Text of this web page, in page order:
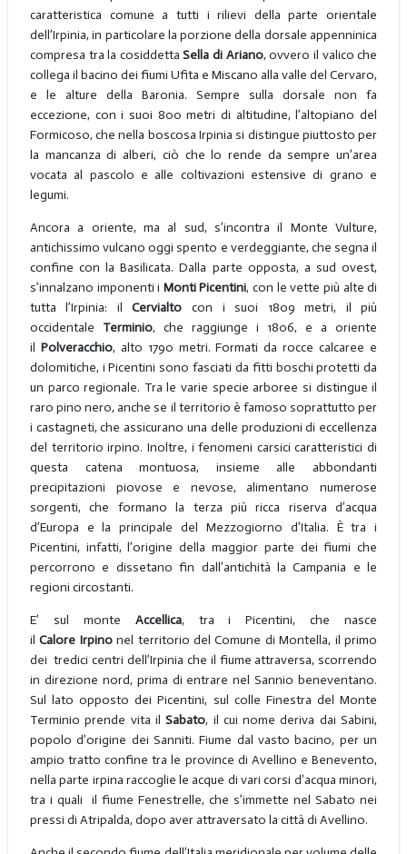
caratteristica comune a tutti i rilievi della parte orientale
dell’Irpinia, in particolare la porzione della dorsale appenninica
compresa tra la cosiddettaSella di Ariano, ovvero il valico che
collega il bacino dei fiumi Ufita e Miscano alla valle del Cervaro,
e le alture della Baronia. Sempre sulla dorsale non fa
eccezione, con i suoi 800 metri di altitudine, l’altopiano del
Formicoso, che nella boscosa Irpinia si distingue piuttosto per
la mancanza di alberi, ciò che lo rende da sempre un’area
vocata al pascolo e alle coltivazioni estensive di grano e
legumi.
Ancora a oriente, ma al sud, s’incontra il Monte Vulture,
antichissimo vulcano oggi spento e verdeggiante, che segna il
confine con la Basilicata. Dalla parte opposta, a sud ovest,
s’innalzano imponenti i Monti Picentini, con le vette più alte di
tutta l’Irpinia: ilCervialto con i suoi 1809 metri, il più
occidentale Terminio, che raggiunge i 1806, e a oriente
il Polveracchio, alto 1790 metri. Formati da rocce calcaree e
dolomitiche, i Picentini sono fasciati da fitti boschi protetti da
un parco regionale. Tra le varie specie arboree si distingue il
raro pino nero, anche se il territorio è famoso soprattutto per
i castagneti, che assicurano una delle produzioni di eccellenza
del territorio irpino. Inoltre, i fenomeni carsici caratteristici di
questa catena montuosa, insieme alle abbondanti
precipitazioni piovose e nevose, alimentano numerose
sorgenti, che formano la terza più ricca riserva d’acqua
d’Europa e la principale del Mezzogiorno d’Italia. È tra i
Picentini, infatti, l’origine della maggior parte dei fiumi che
percorrono e dissetano fin dall’antichità la Campania e le
regioni circostanti.
E’ sul monte Accellica, tra i Picentini, che nasce
ilCalore Irpinonel territorio del Comune di Montella, il primo
dei tredici centri dell’Irpinia che il fiume attraversa, scorrendo
in direzione nord, prima di entrare nel Sannio beneventano.
Sul lato opposto dei Picentini, sul colle Finestra del Monte
Terminio prende vita ilSabato, il cui nome deriva dai Sabini,
popolo d’origine dei Sanniti. Fiume dal vasto bacino, per un
ampio tratto confine tra le province di Avellino e Benevento,
nella parte irpina raccoglie le acque di vari corsi d’acqua minori,
tra i quali il fiume Fenestrelle, che s’immette nel Sabato nei
pressi di Atripalda, dopo aver attraversato la città di Avellino.